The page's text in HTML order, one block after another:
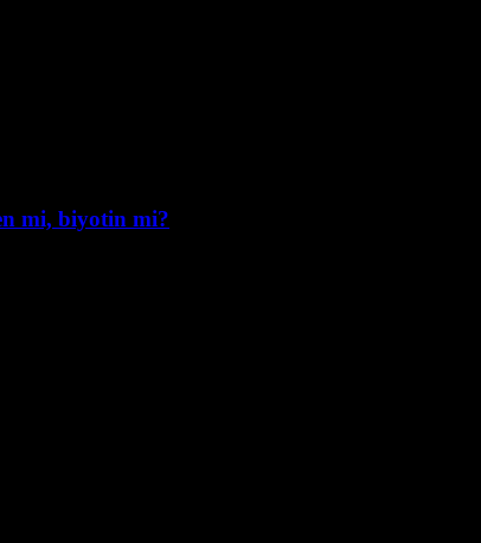
mi, biyotin mi?